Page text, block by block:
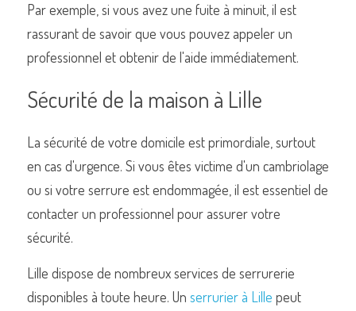
Par exemple, si vous avez une fuite à minuit, il est
rassurant de savoir que vous pouvez appeler un
professionnel et obtenir de l'aide immédiatement.
Sécurité de la maison à Lille
La sécurité de votre domicile est primordiale, surtout
en cas d'urgence. Si vous êtes victime d'un cambriolage
ou si votre serrure est endommagée, il est essentiel de
contacter un professionnel pour assurer votre
sécurité.
Lille dispose de nombreux services de serrurerie
disponibles à toute heure. Un serrurier à Lille peut